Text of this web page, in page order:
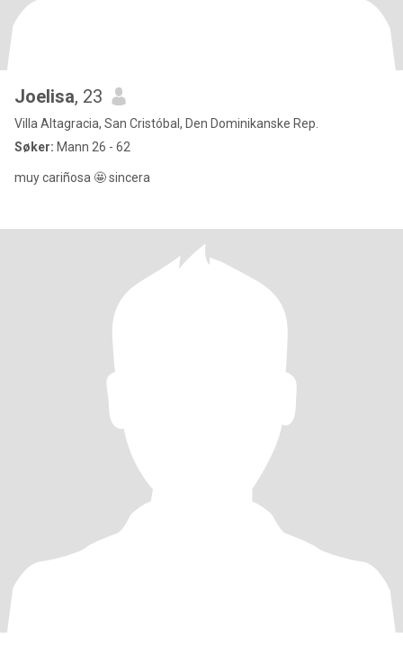
Joelisa, 23
Villa Altagracia, San Cristóbal, Den Dominikanske Rep.
Søker: Mann 26 - 62
muy cariñosa 🤩 sincera